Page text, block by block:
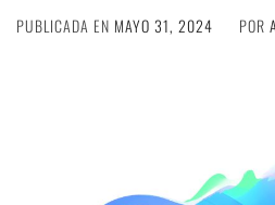
PUBLICADA EN MAYO 31, 2024 POR